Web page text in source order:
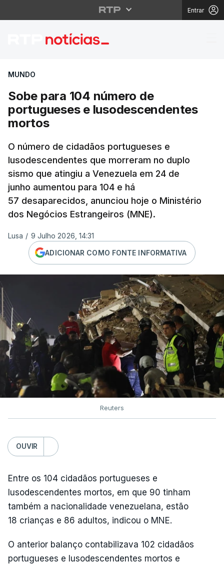
Entrar
Sobe para 104
MUNDO
Sobe para 104 número de
portugueses e lusodescendentes
mortos
O número de cidadãos portugueses e
lusodescendentes que morreram no duplo
sismo que atingiu a Venezuela em 24 de
junho aumentou para 104 e há
57 desaparecidos, anunciou hoje o Ministério
dos Negócios Estrangeiros (MNE).
Lusa / 9 Julho 2026, 14:31
ADICIONAR COMO FONTE INFORMATIVA
Reuters
OUVIR
Entre os 104 cidadãos portugueses e
lusodescendentes mortos, em que 90 tinham
também a nacionalidade venezuelana, estão
18 crianças e 86 adultos, indicou o MNE.
O anterior balanço contabilizava 102 cidadãos
portugueses e lusodescendentes mortos e